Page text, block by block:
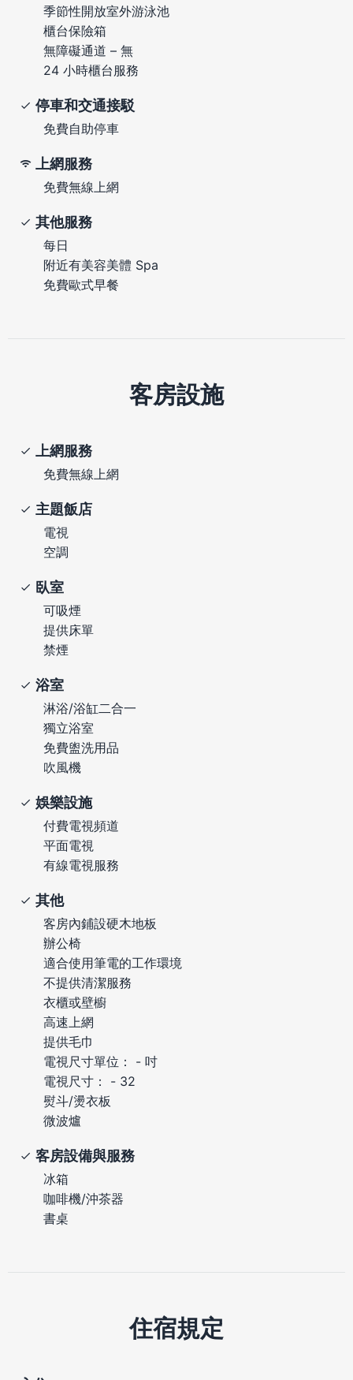
季節性開放室外游泳池
櫃台保險箱
無障礙通道 – 無
24 小時櫃台服務
停車和交通接駁
免費自助停車
上網服務
免費無線上網
其他服務
每日
附近有美容美體 Spa
免費歐式早餐
客房設施
上網服務
免費無線上網
主題飯店
電視
空調
臥室
可吸煙
提供床單
禁煙
浴室
淋浴/浴缸二合一
獨立浴室
免費盥洗用品
吹風機
娛樂設施
付費電視頻道
平面電視
有線電視服務
其他
客房內鋪設硬木地板
辦公椅
適合使用筆電的工作環境
不提供清潔服務
衣櫃或壁櫥
高速上網
提供毛巾
電視尺寸單位： - 吋
電視尺寸： - 32
熨斗/燙衣板
微波爐
客房設備與服務
冰箱
咖啡機/沖茶器
書桌
住宿規定